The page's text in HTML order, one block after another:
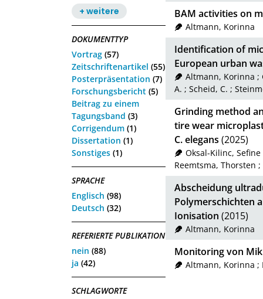
+ weitere
DOKUMENTTYP
Vortrag (57)
Zeitschriftenartikel (55)
Posterpräsentation (7)
Forschungsbericht (5)
Beitrag zu einem
Tagungsband (3)
Corrigendum (1)
Dissertation (1)
Sonstiges (1)
SPRACHE
Englisch (98)
Deutsch (32)
REFERIERTE PUBLIKATION
nein (88)
ja (42)
SCHLAGWORTE
BAM activities on
Altmann, Korinna
Identification of
European urban
Altmann, Korinna ;
A. ; Scheid, C. ;
Grinding method
tire wear
C. elegans (2025)
Oksal-Kilinc, Sefine
Reemtsma, Thorsten ;
Abscheidung
Polymerschichten
Ionisation (2015)
Altmann, Korinna
Monitoring von
Altmann, Korinna ;